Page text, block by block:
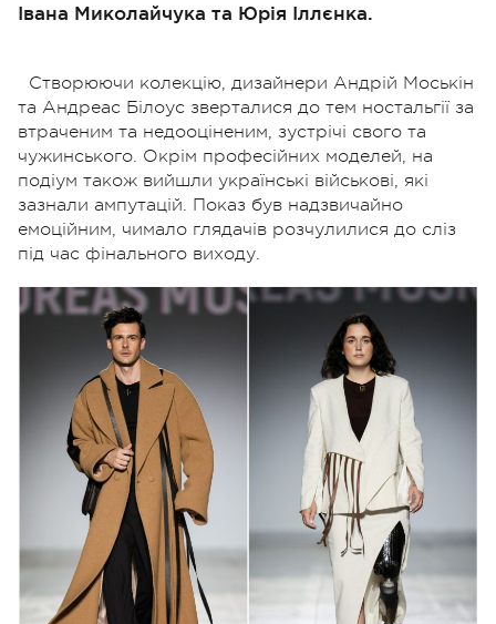
Івана Миколайчука та Юрія Іллєнка.
Створюючи колекцію, дизайнери Андрій Моськін
та Андреас Білоус зверталися до тем ностальгії за
втраченим та недооціненим, зустрічі свого та
чужинського. Окрім професійних моделей, на
подіум також вийшли українські військові, які
зазнали ампутацій. Показ був надзвичайно
емоційним, чимало глядачів розчулилися до сліз
під час фінального виходу.